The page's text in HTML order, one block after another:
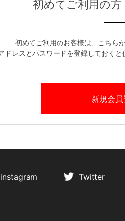
初めてご利用の方
初めてご利用のお客様は、こちら
ドレスとパスワードを登録しておくと
instagram Twitter